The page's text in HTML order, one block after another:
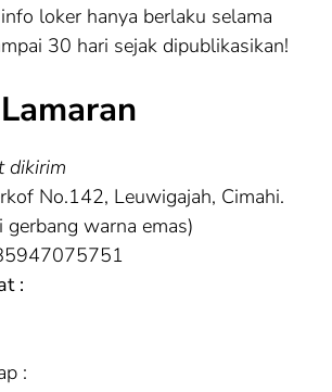
loker hanya berlaku selama
30 hari sejak dipublikasikan!
dikirim
No.142, Leuwigajah, Cimahi.
gerbang warna emas)
:
: